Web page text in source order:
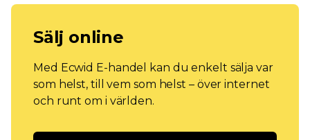
Sälj online
Med Ecwid E-handel kan du enkelt sälja var
som helst, till vem som helst – över internet
och runt om i världen.